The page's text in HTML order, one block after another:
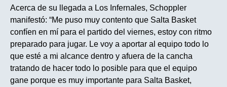
Acerca de su llegada a Los Infernales, Schoppler
manifestó: “Me puso muy contento que Salta Basket
confíen en mí para el partido del viernes, estoy con ritmo
preparado para jugar. Le voy a aportar al equipo todo lo
que esté a mi alcance dentro y afuera de la cancha
tratando de hacer todo lo posible para que el equipo
gane porque es muy importante para Salta Basket,